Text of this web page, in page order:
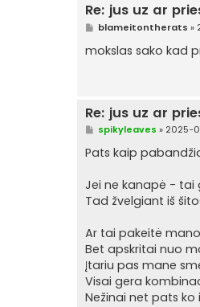
Re: jus uz ar
S
a
n
i
n
ė
blameitontherats »
mokslas sako kad
Re: jus uz ar
S
a
n
a
r
t
ė
spikyleaves » 2025-
Pats kaip
Jei ne kanapė - tai
Tad žvelgiant iš
Ar tai pakeitė
Bet apskritai nuo
Įtariu pas mane
Visai gera
Nežinai net pats ko